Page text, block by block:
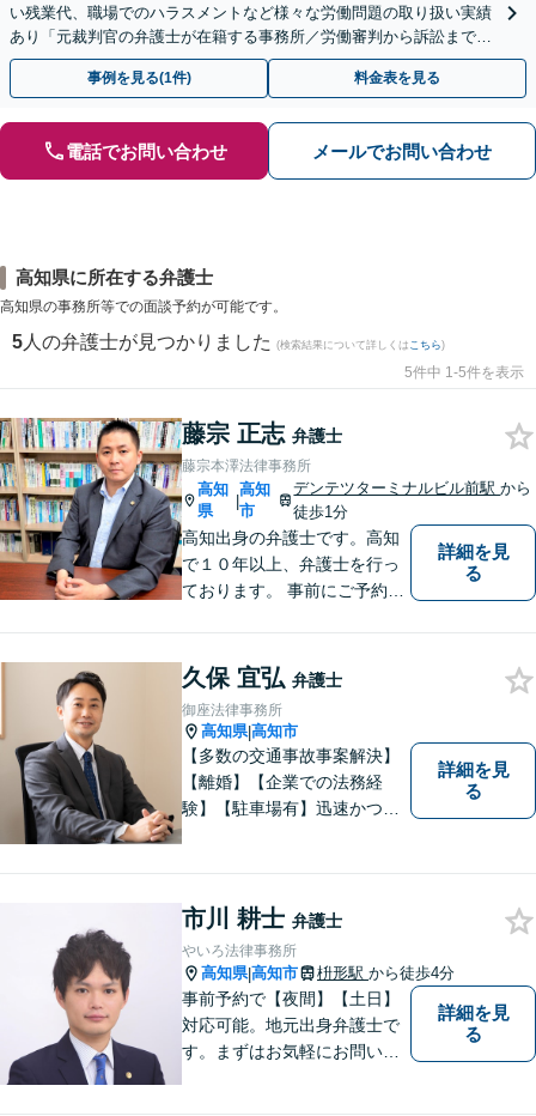
い残業代、職場でのハラスメントなど様々な労働問題の取り扱い実績
あり「元裁判官の弁護士が在籍する事務所／労働審判から訴訟まで、
裁判官経験を活かした最適な戦略を立案」
事例を見る(1件) 料金表を見る
電話でお問い合わせ メールでお問い合わせ
高知県に所在する弁護士
高知県の事務所等での面談予約が可能です。
5 人の弁護士が見つかりました (検索結果について詳しくは こちら)
5件中 1-5件を表示
藤宗 正志 弁護士
藤宗本澤法律事務所
高知
県
|
高知
市
デンテツターミナルビル前駅から
徒歩1分
高知出身の弁護士です。高知
で１０年以上、弁護士を行っ
ております。 事前にご予約を
詳細を見
る
久保 宜弘 弁護士
御座法律事務所
高知県|高知市
【多数の交通事故事案解決】
【離婚】【企業での法務経
験】【駐車場有】迅速かつ丁
い。
詳細を見
る
市川 耕士 弁護士
やいろ法律事務所
高知県|高知市 枡形駅 から徒歩4分
事前予約で【夜間】【土日】
対応可能。地元出身弁護士で
す。まずはお気軽にお問い合
詳細を見
る